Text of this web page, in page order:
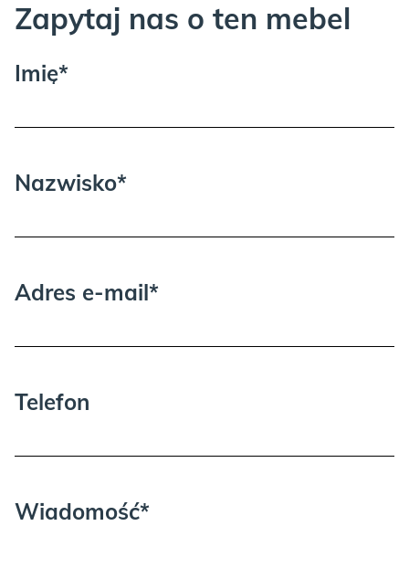
potrzebna dodatkowa osoba przy
Zapytaj nas o ten mebel
Imię*
Nazwisko*
Adres e-mail*
Telefon
Wiadomość*